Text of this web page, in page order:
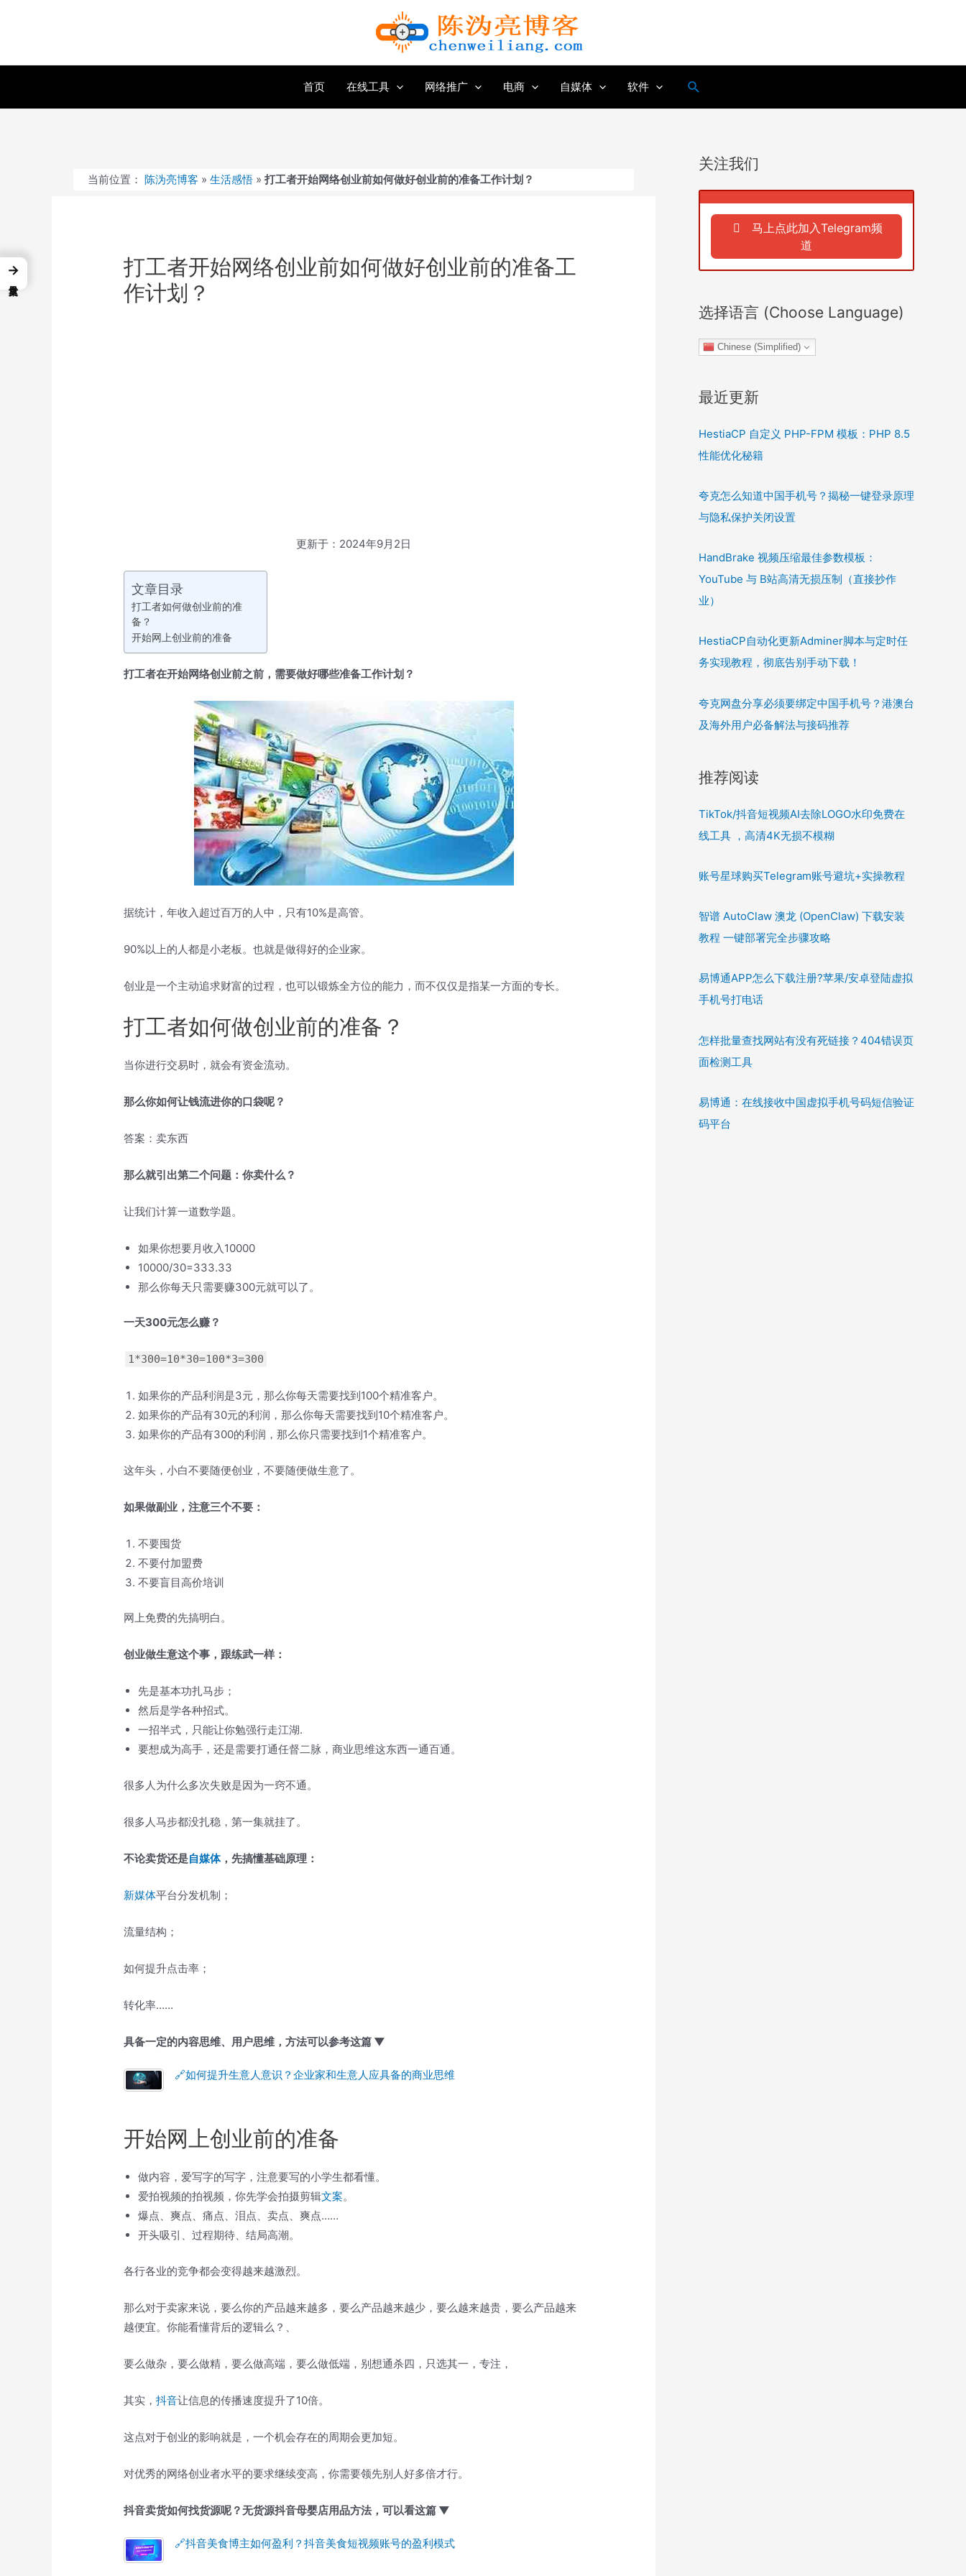
容
首页
在线工具 网络推广 电商 自媒体 软件
搜
当前位置： 陈沩亮博客 » 生活感悟 » 打工者开始网络创业前如何做好创业前的准备工作计划？
打工者开始网络创业前如何做好创业前的准备工
作计划？
更新于：2024年9月2日
文章目录
打工者如何做创业前的准
备？
开始网上创业前的准备
打工者在开始网络创业前之前，需要做好哪些准备工作计划？
据统计，年收入超过百万的人中，只有10%是高管。
90%以上的人都是小老板。也就是做得好的企业家。
创业是一个主动追求财富的过程，也可以锻炼全方位的能力，而不仅仅是指某一方面的专长。
打工者如何做创业前的准备？
当你进行交易时，就会有资金流动。
那么你如何让钱流进你的口袋呢？
答案：卖东西
那么就引出第二个问题：你卖什么？
让我们计算一道数学题。
如果你想要月收入10000
10000/30=333.33
那么你每天只需要赚300元就可以了。
一天300元怎么赚？
1*300=10*30=100*3=300
如果你的产品利润是3元，那么你每天需要找到100个精准客户。
如果你的产品有30元的利润，那么你每天需要找到10个精准客户。
如果你的产品有300的利润，那么你只需要找到1个精准客户。
这年头，小白不要随便创业，不要随便做生意了。
如果做副业，注意三个不要：
不要囤货
不要付加盟费
不要盲目高价培训
网上免费的先搞明白。
创业做生意这个事，跟练武一样：
先是基本功扎马步；
然后是学各种招式。
一招半式，只能让你勉强行走江湖.
要想成为高手，还是需要打通任督二脉，商业思维这东西一通百通。
很多人为什么多次失败是因为一窍不通。
很多人马步都没扎稳，第一集就挂了。
不论卖货还是自媒体，先搞懂基础原理：
新媒体平台分发机制；
流量结构；
如何提升点击率；
转化率……
具备一定的内容思维、用户思维，方法可以参考这篇 ▼
🔗如何提升生意人意识？企业家和生意人应具备的商业思维
开始网上创业前的准备
做内容，爱写字的写字，注意要写的小学生都看懂。
爱拍视频的拍视频，你先学会拍摄剪辑文案。
爆点、爽点、痛点、泪点、卖点、爽点……
开头吸引、过程期待、结局高潮。
各行各业的竞争都会变得越来越激烈。
那么对于卖家来说，要么你的产品越来越多，要么产品越来越少，要么越来越贵，要么产品越来
越便宜。你能看懂背后的逻辑么？、
要么做杂，要么做精，要么做高端，要么做低端，别想通杀四，只选其一，专注，
其实，抖音让信息的传播速度提升了10倍。
这点对于创业的影响就是，一个机会存在的周期会更加短。
对优秀的网络创业者水平的要求继续变高，你需要领先别人好多倍才行。
抖音卖货如何找货源呢？无货源抖音母婴店用品方法，可以看这篇 ▼
🔗抖音美食博主如何盈利？抖音美食短视频账号的盈利模式
关注我们
马上点此加入Telegram频
道
选择语言 (Choose Language)
Chinese (Simplified)
最近更新
HestiaCP 自定义 PHP-FPM 模板：PHP 8.5
性能优化秘籍
夸克怎么知道中国手机号？揭秘一键登录原理
与隐私保护关闭设置
HandBrake 视频压缩最佳参数模板：
YouTube 与 B站高清无损压制（直接抄作
业）
HestiaCP自动化更新Adminer脚本与定时任
务实现教程，彻底告别手动下载！
夸克网盘分享必须要绑定中国手机号？港澳台
及海外用户必备解法与接码推荐
推荐阅读
TikTok/抖音短视频AI去除LOGO水印免费在
线工具 ，高清4K无损不模糊
账号星球购买Telegram账号避坑+实操教程
智谱 AutoClaw 澳龙 (OpenClaw) 下载安装
教程 一键部署完全步骤攻略
易博通APP怎么下载注册?苹果/安卓登陆虚拟
手机号打电话
怎样批量查找网站有没有死链接？404错误页
面检测工具
易博通：在线接收中国虚拟手机号码短信验证
码平台
→